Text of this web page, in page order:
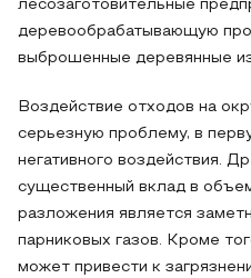
лесозаготовительные
деревообрабатывающую
выброшенные деревянные
Воздействие отходов на
серьезную проблему, в
негативного воздействия.
существенный вклад в
разложения является
парниковых газов. Кроме
может привести к